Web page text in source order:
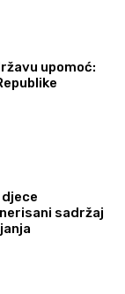
upomoć:
djece
sadržaj